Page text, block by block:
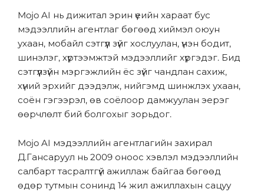
Mojo AI нь дижитал эрин үеийн хараат бус
мэдээллийн агентлаг бөгөөд хиймэл оюун
ухаан, мобайл сэтгүүл зүйг хослуулан, үнэн бодит,
шинэлэг, хүртээмжтэй мэдээллийг хүргэдэг. Бид
сэтгүүлзүйн мэргэжлийн ёс зүйг чандлан сахиж,
хүний эрхийг дээдэлж, нийгэмд шинжлэх ухаан,
соён гэгээрэл, өв соёлоор дамжуулан эерэг
өөрчлөлт бий болгохыг зорьдог.
Mojo AI мэдээллийн агентлагийн захирал
Д.Гансаруул нь 2009 оноос хэвлэл мэдээллийн
салбарт тасралтгүй ажиллаж байгаа бөгөөд
өдөр тутмын сонинд 14 жил ажиллахын сацуу